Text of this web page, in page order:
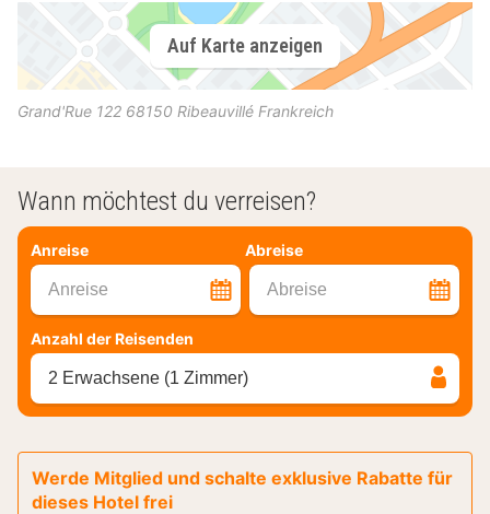
Auf Karte anzeigen
Grand'Rue 122 68150 Ribeauvillé Frankreich
Wann möchtest du verreisen?
Anreise Abreise
Anreise Abreise
Anzahl der Reisenden
2 Erwachsene (1 Zimmer)
Werde Mitglied und schalte exklusive Rabatte für
dieses Hotel frei